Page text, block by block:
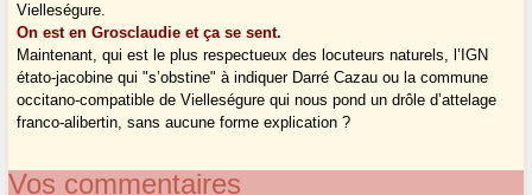
Vielleségure.
On est en Grosclaudie et ça se sent.
Maintenant, qui est le plus respectueux des locuteurs naturels, l’IGN
étato-jacobine qui "s’obstine" à indiquer Darré Cazau ou la commune
occitano-compatible de Vielleségure qui nous pond un drôle d’attelage
franco-alibertin, sans aucune forme explication ?
Vos commentaires